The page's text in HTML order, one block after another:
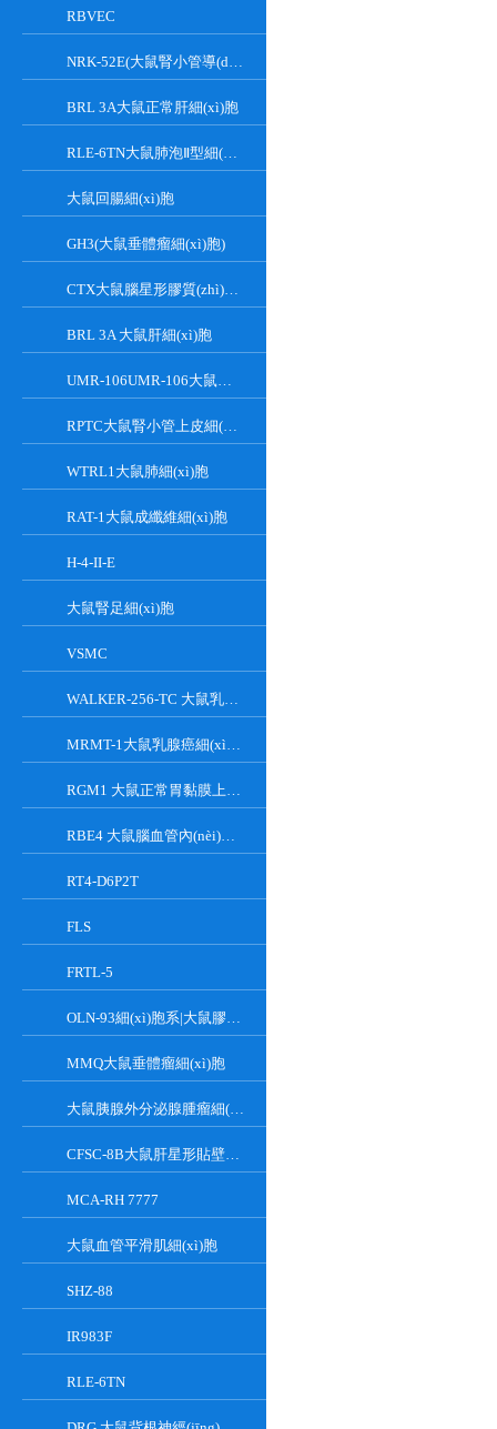
RBVEC
NRK-52E(大鼠腎小管導(dǎo)管上皮細(xì)胞)
BRL 3A大鼠正常肝細(xì)胞
RLE-6TN大鼠肺泡Ⅱ型細(xì)胞
大鼠回腸細(xì)胞
GH3(大鼠垂體瘤細(xì)胞)
CTX大鼠腦星形膠質(zhì)細(xì)胞
BRL 3A 大鼠肝細(xì)胞
UMR-106UMR-106大鼠骨肉瘤細(xì)胞
RPTC大鼠腎小管上皮細(xì)胞
WTRL1大鼠肺細(xì)胞
RAT-1大鼠成纖維細(xì)胞
H-4-II-E
大鼠腎足細(xì)胞
VSMC
WALKER-256-TC 大鼠乳腺癌細(xì)胞系
MRMT-1大鼠乳腺癌細(xì)胞
RGM1 大鼠正常胃黏膜上皮細(xì)胞系
RBE4 大鼠腦血管內(nèi)皮細(xì)胞系
RT4-D6P2T
FLS
FRTL-5
OLN-93細(xì)胞系|大鼠膠質(zhì)細(xì)胞
MMQ大鼠垂體瘤細(xì)胞
大鼠胰腺外分泌腺腫瘤細(xì)胞
CFSC-8B大鼠肝星形貼壁細(xì)胞系
MCA-RH 7777
大鼠血管平滑肌細(xì)胞
SHZ-88
IR983F
RLE-6TN